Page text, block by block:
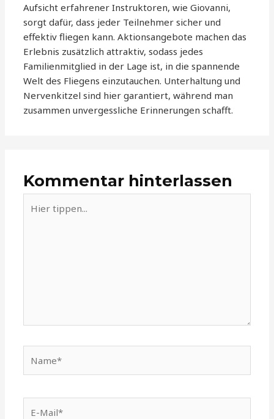
Aufsicht erfahrener Instruktoren, wie Giovanni,
sorgt dafür, dass jeder Teilnehmer sicher und
effektiv fliegen kann. Aktionsangebote machen das
Erlebnis zusätzlich attraktiv, sodass jedes
Familienmitglied in der Lage ist, in die spannende
Welt des Fliegens einzutauchen. Unterhaltung und
Nervenkitzel sind hier garantiert, während man
zusammen unvergessliche Erinnerungen schafft.
Kommentar hinterlassen
tippen...